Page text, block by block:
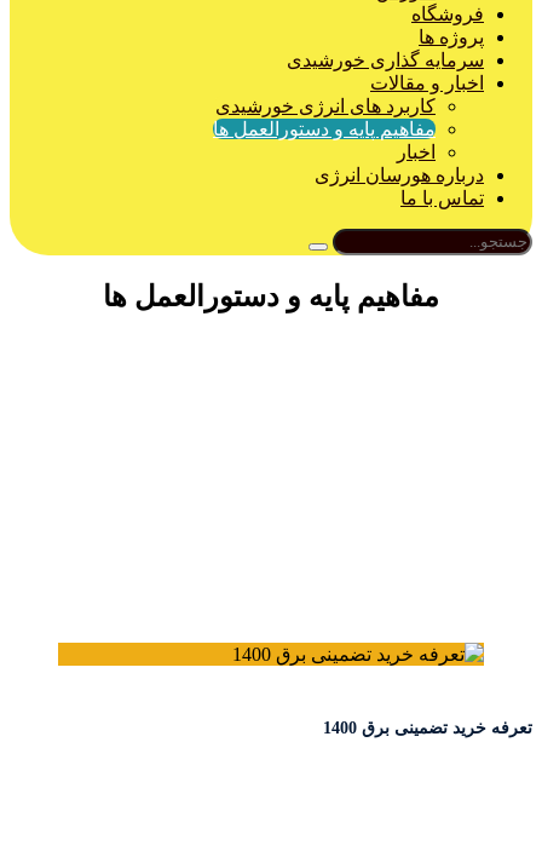
فروشگاه
پروژه ها
سرمایه گذاری خورشیدی
اخبار و مقالات
کاربرد های انرژی خورشیدی
مفاهیم پایه و دستورالعمل ها
اخبار
درباره هورسان انرژی
تماس با ما
مفاهیم پایه و دستورالعمل ها
تعرفه خرید تضمینی برق 1400